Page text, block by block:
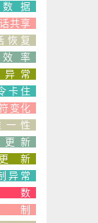
据
共享
恢复
率
常
卡住
变化
一性
更新
新
异常
数
制